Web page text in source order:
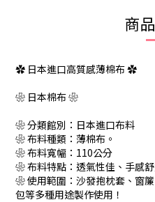
商
✿ 日本進口高質感薄棉布 ✿
❀ 日本棉布 ❀
❀ 分類館別：日本進口布料
❀ 布料種類：薄棉布。
❀ 布料寬幅：110公分
❀ 布料特點：透氣性佳、手感舒
❀ 使用範圍：沙發抱枕套、窗
包等多種用途製作使用！